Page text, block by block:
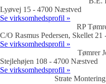
Lyøvej 15 - 4700 Næstved
Se virksomhedsprofil »
RP
C/O Rasmus Pedersen, Skellet
Se virksomhedsprofil »
Tømrer
Stejlehøjen 108 - 4700 Næstved
Se virksomhedsprofil »
Strate